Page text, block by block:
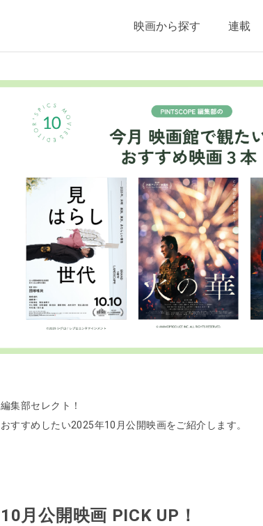
映画から探す 連載
編集部セレクト！
おすすめしたい2025年10月公開映画をご紹介します。
10月公開映画 PICK UP！